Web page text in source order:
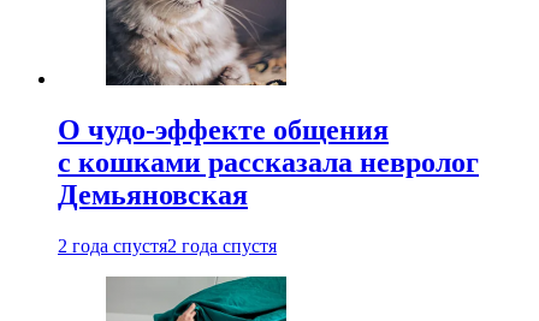
О чудо-эффекте общения
с кошками рассказала невролог
Демьяновская
2 года спустя2 года спустя